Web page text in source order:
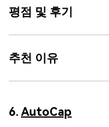
평점 및 후기
추천 이유
6. AutoCap